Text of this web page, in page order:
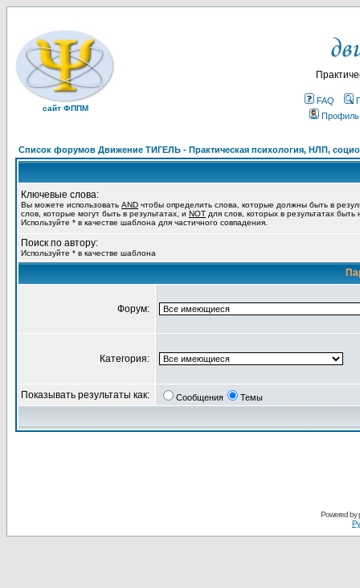
сайт ФППМ
FAQ
Профиль
Список форумов Движение ТИГЕЛЬ - Практическая психология, НЛП,
Ключевые слова:
Вы можете использовать AND чтобы определить слова, которые должны быть в
слов, которые могут быть в результатах, и NOT для слов, которых в результатах
Используйте * в качестве шаблона для частичного совпадения.
Поиск по автору:
Используйте * в качестве шаблона
Форум:
Категория:
Показывать результаты как: Сообщения Темы
Powered by